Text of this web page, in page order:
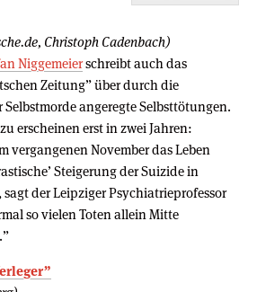
Christoph Cadenbach)
Niggemeierschreibt auch das
Zeitung” über durch die
angeregte Selbsttötungen.
erscheinen erst in zwei Jahren:
vergangenen November das Leben
Steigerung der Suizide in
der Leipziger Psychiatrieprofessor
so vielen Toten allein Mitte